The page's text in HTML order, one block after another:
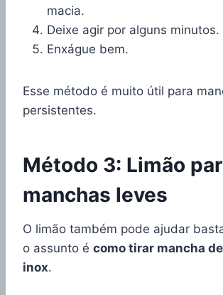
macia.
Deixe agir por alguns minutos.
Enxágue bem.
Esse método é muito útil para
persistentes.
Método 3: Limão
manchas leves
O limão também pode ajudar
o assunto é como tirar mancha
inox.